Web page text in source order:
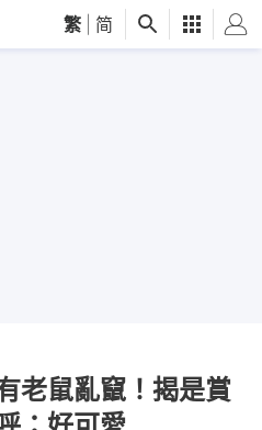
繁 简
老鼠亂竄！揭是賞